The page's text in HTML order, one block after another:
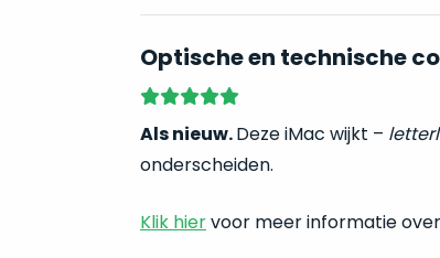
Optische en technische
Als nieuw.Deze iMac wijkt –
onderscheiden.
Klik hiervoor meer informatie